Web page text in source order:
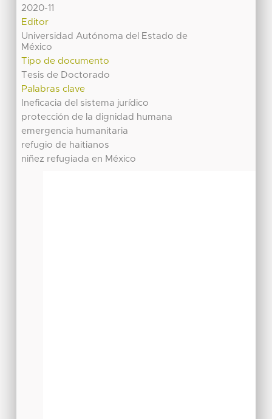
2020-11
Editor
Universidad Autónoma del Estado de
México
Tipo de documento
Tesis de Doctorado
Palabras clave
Ineficacia del sistema jurídico
protección de la dignidad humana
emergencia humanitaria
refugio de haitianos
niñez refugiada en México